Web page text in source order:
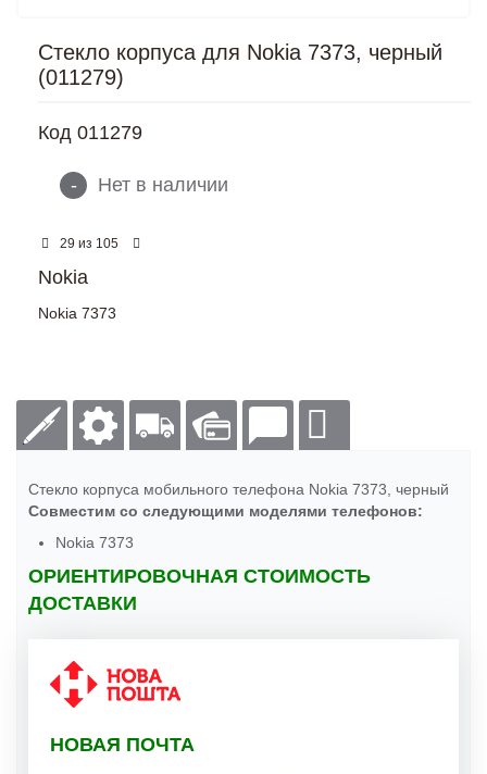
Стекло корпуса для Nokia 7373, черный
(011279)
Код 011279
- Нет в наличии
29 из 105
Nokia
Nokia 7373
Стекло корпуса мобильного телефона Nokia 7373, черный
Совместим со следующими моделями телефонов:
Nokia 7373
ОРИЕНТИРОВОЧНАЯ СТОИМОСТЬ
ДОСТАВКИ
НОВАЯ ПОЧТА